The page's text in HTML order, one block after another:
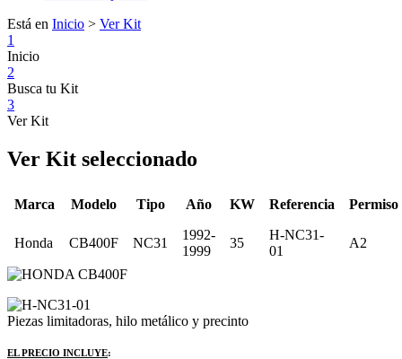
Está en Inicio > Ver Kit
1
Inicio
2
Busca tu Kit
3
Ver Kit
Ver Kit seleccionado
Marca Modelo Tipo Año KW Referencia Permiso
Honda CB400F NC31
1992-
1999
35
H-NC31-
01
A2
Piezas limitadoras, hilo metálico y precinto
EL PRECIO INCLUYE: